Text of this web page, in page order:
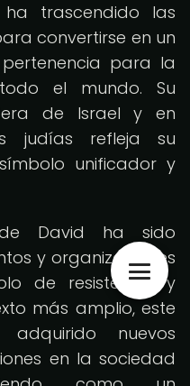
ha trascendido las
convertirse en un
para la
el mundo. Su
de Israel y en
judías refleja su
unificador y
David ha sido
y organizaciones
de resistencia y
más amplio, este
nuevos
en la sociedad